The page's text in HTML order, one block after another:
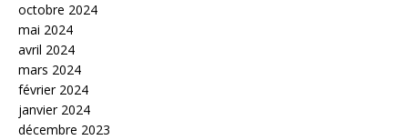
octobre 2024
mai 2024
avril 2024
mars 2024
février 2024
janvier 2024
décembre 2023